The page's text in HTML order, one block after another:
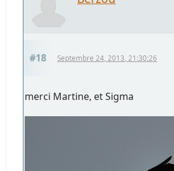
#18 Septembre 24, 2013, 21:30:26
merci Martine, et Sigma